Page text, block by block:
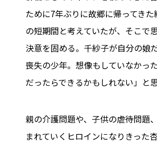
ために7年ぶりに故郷に帰ってき
の短期間と考えていたが、そこで
決意を固める。千紗子が自分の娘
喪失の少年。想像もしていなかっ
だったらできるかもしれない」と
親の介護問題や、子供の虐待問題
まれていくヒロインになりきった